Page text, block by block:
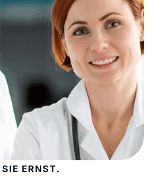
ERNST.